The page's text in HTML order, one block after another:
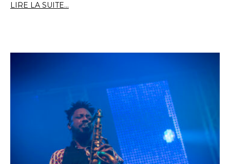
LIRE LA SUITE...